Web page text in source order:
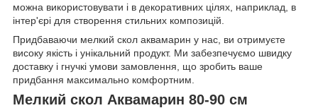
можна використовувати і в декоративних цілях, наприклад, в
інтер'єрі для створення стильних композицій.
Придбаваючи мелкий скол аквамарин у нас, ви отримуєте
високу якість і унікальний продукт. Ми забезпечуємо швидку
доставку і гнучкі умови замовлення, що зробить ваше
придбання максимально комфортним.
Мелкий скол Аквамарин 80-90 см